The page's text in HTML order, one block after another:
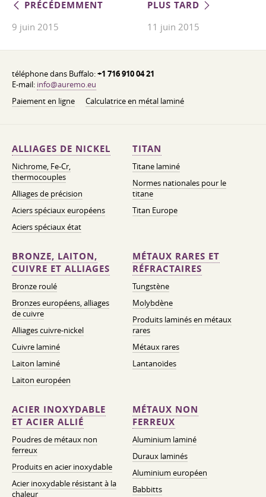
PRÉCÉDEMMENT
9 juin 2015
PLUS TARD
11 juin 2015
téléphone dans Buffalo:+1 716 910 04 21
E-mail: info@auremo.eu
Paiement en ligne
Calculatrice en métal laminé
ALLIAGES DE NICKEL
Nichrome, Fe-Cr,
thermocouples
Alliages de précision
Aciers spéciaux européens
Aciers spéciaux état
TITAN
Titane laminé
Normes nationales pour le
titane
Titan Europe
BRONZE, LAITON,
CUIVRE ET ALLIAGES
Bronze roulé
Bronzes européens, alliages
de cuivre
Alliages cuivre-nickel
Cuivre laminé
Laiton laminé
Laiton européen
MÉTAUX RARES ET
RÉFRACTAIRES
Tungstène
Molybdène
Produits laminés en métaux
rares
Métaux rares
Lantanoïdes
ACIER INOXYDABLE
ET ACIER ALLIÉ
Poudres de métaux non
ferreux
Produits en acier inoxydable
Acier inoxydable résistant à la
chaleur
MÉTAUX NON
FERREUX
Aluminium laminé
Duraux laminés
Aluminium européen
Babbitts